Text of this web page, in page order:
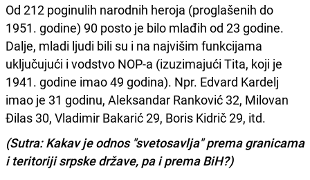
Od 212 poginulih narodnih heroja (proglašenih do
1951. godine) 90 posto je bilo mlađih od 23 godine.
Dalje, mladi ljudi bili su i na najvišim funkcijama
uključujući i vodstvo NOP-a (izuzimajući Tita, koji je
1941. godine imao 49 godina). Npr. Edvard Kardelj
imao je 31 godinu, Aleksandar Ranković 32, Milovan
Đilas 30, Vladimir Bakarić 29, Boris Kidrič 29, itd.
(Sutra: Kakav je odnos "svetosavlja" prema granicama
i teritoriji srpske države, pa i prema BiH?)